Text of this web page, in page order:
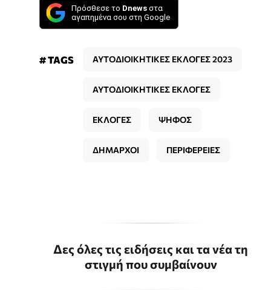
Πρόσθεσε το Dnews στα
αγαπημένα σου στη Google
# TAGS ΑΥΤΟΔΙΟΙΚΗΤΙΚΕΣ ΕΚΛΟΓΕΣ 2023
ΑΥΤΟΔΙΟΙΚΗΤΙΚΕΣ ΕΚΛΟΓΕΣ
ΕΚΛΟΓΕΣ ΨΗΦΟΣ
ΔΗΜΑΡΧΟΙ ΠΕΡΙΦΕΡΕΙΕΣ
Δες όλες τις ειδήσεις και τα νέα τη
στιγμή που συμβαίνουν